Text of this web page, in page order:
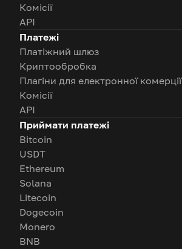
Комісії
API
Платежі
Платіжний шлюз
Криптообробка
Плагіни для електронної комерції
Комісії
API
Приймати платежі
Bitcoin
USDT
Ethereum
Solana
Litecoin
Dogecoin
Monero
BNB